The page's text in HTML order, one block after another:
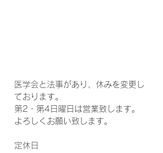
医学会と法事があり、休みを変更し
ております。
第2・第4日曜日は営業致します。
よろしくお願い致します。
定休日